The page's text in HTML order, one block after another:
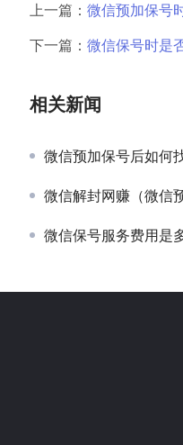
上一篇： 微信预加保号
下一篇： 微信保号时是
相关新闻
微信预加保号后如何
微信解封网赚（微信
微信保号服务费用是